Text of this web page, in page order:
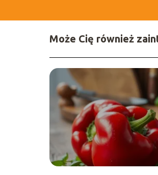
Może Cię również